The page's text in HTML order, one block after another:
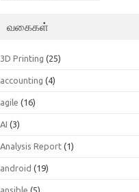
வகைகள்
3D Printing (25)
accounting (4)
agile (16)
AI (3)
Analysis Report (1)
android (19)
ansible (5)